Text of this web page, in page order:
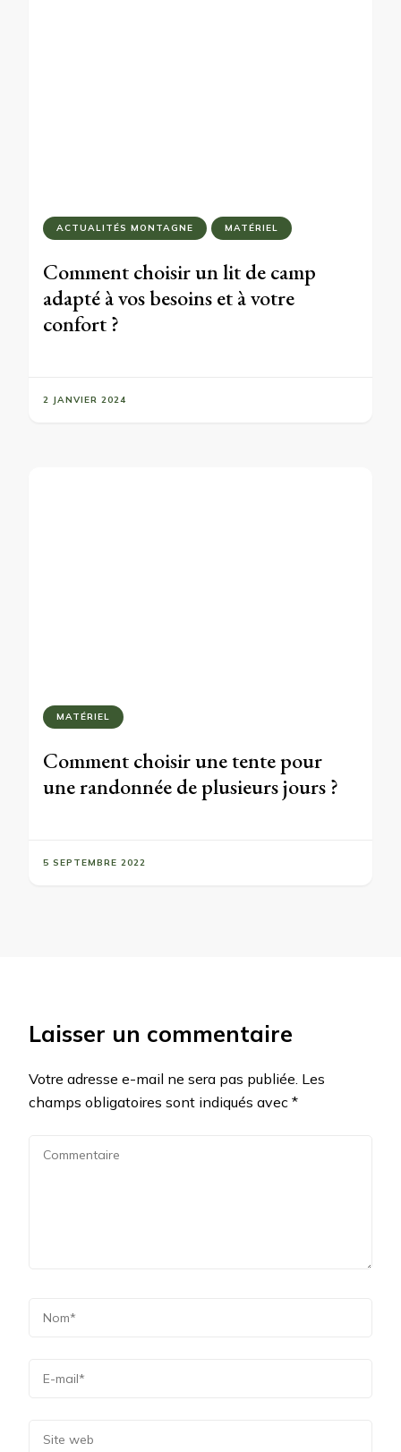
ACTUALITÉS MONTAGNE MATÉRIEL
Comment choisir un lit de camp
adapté à vos besoins et à votre
confort ?
2 JANVIER 2024
MATÉRIEL
Comment choisir une tente pour
une randonnée de plusieurs jours ?
5 SEPTEMBRE 2022
Laisser un commentaire
Votre adresse e-mail ne sera pas publiée. Les
champs obligatoires sont indiqués avec *